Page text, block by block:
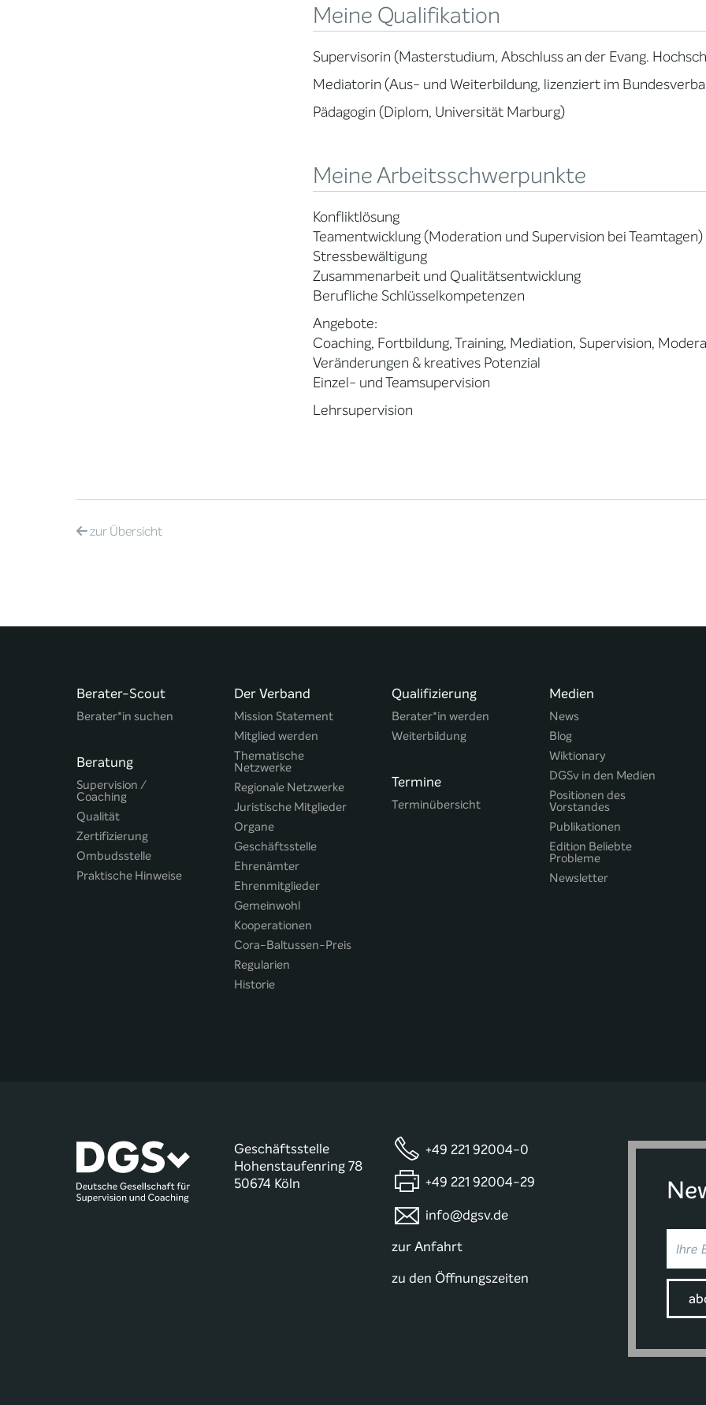
Meine Qualifikation
Supervisorin (Masterstudium, Abschluss an der Evang.
Mediatorin (Aus- und Weiterbildung, lizenziert im
Pädagogin (Diplom, Universität Marburg)
Meine Arbeitsschwerpunkte
Konfliktlösung
Teamentwicklung (Moderation und Supervision bei Teamtagen)
Stressbewältigung
Zusammenarbeit und Qualitätsentwicklung
Berufliche Schlüsselkompetenzen
Angebote:
Coaching, Fortbildung, Training, Mediation, Supervision,
Veränderungen & kreatives Potenzial
Einzel- und Teamsupervision
Lehrsupervision
zurÜbersicht
Berater-Scout
Berater*in suchen
Beratung
Supervision /
Coaching
Qualität
Zertifizierung
Ombudsstelle
Praktische Hinweise
Der Verband
Mission Statement
Mitglied werden
Thematische
Netzwerke
Regionale Netzwerke
Juristische Mitglieder
Organe
Geschäftsstelle
Ehrenämter
Ehrenmitglieder
Gemeinwohl
Kooperationen
Cora-Baltussen-Preis
Regularien
Historie
Qualifizierung
Berater*in werden
Weiterbildung
Termine
Terminübersicht
Medien
News
Blog
Wiktionary
DGSv in den Medien
Positionen des
Vorstandes
Publikationen
Edition Beliebte
Probleme
Newsletter
Geschäftsstelle
Hohenstaufenring 78
50674 Köln
+49 221 92004-0
+49 221 92004-29
info@dgsv.de
zur Anfahrt
zu den Öffnungszeiten